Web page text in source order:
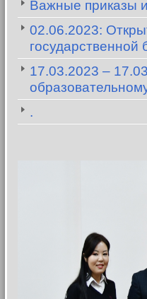
Важные приказы
02.06.2023:
государственной
17.03.2023 –
.